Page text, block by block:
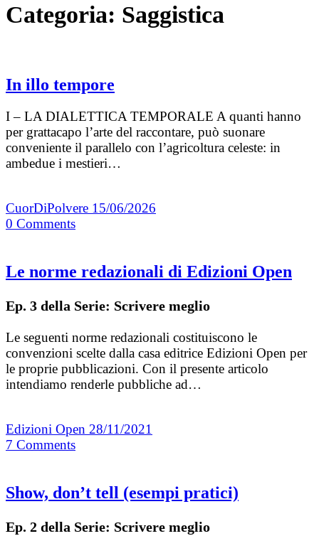
Categoria: Saggistica
In illo tempore
I – LA DIALETTICA TEMPORALE A quanti hanno
per grattacapo l’arte del raccontare, può suonare
conveniente il parallelo con l’agricoltura celeste: in
ambedue i mestieri…
CuorDiPolvere 15/06/2026
0 Comments
Le norme redazionali di Edizioni Open
Ep. 3 della Serie: Scrivere meglio
Le seguenti norme redazionali costituiscono le
convenzioni scelte dalla casa editrice Edizioni Open per
le proprie pubblicazioni. Con il presente articolo
intendiamo renderle pubbliche ad…
Edizioni Open 28/11/2021
7 Comments
Show, don’t tell (esempi pratici)
Ep. 2 della Serie: Scrivere meglio